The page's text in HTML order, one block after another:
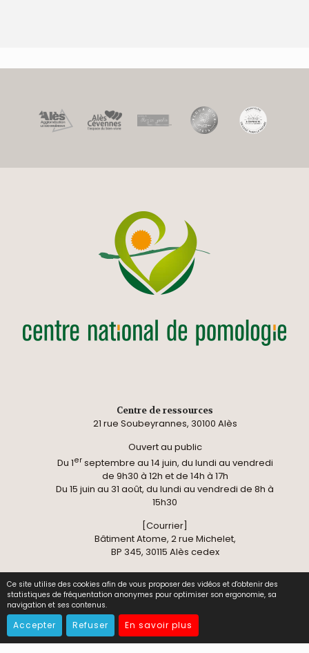
Ce site utilise des cookies afin de vous proposer des vidéos et d'obtenir des
statistiques de fréquentation anonymes pour optimiser son ergonomie, sa
navigation et ses contenus.
Accepter Refuser En savoir plus
Centre de ressources
21 rue Soubeyrannes, 30100 Alès
Ouvert au public
Du 1erseptembre au 14 juin, du lundi au vendredi
de 9h30 à 12h et de 14h à 17h
Du 15 juin au 31 août, du lundi au vendredi de 8h à
15h30
[Courrier]
Bâtiment Atome, 2 rue Michelet,
BP 345, 30115 Alès cedex
Au centre de ressources, l’ensemble des
documents est disponible en consultation sur
Visite sur rendez-vous en cas de recherches
poussées dans les dossiers variétaux et pour du